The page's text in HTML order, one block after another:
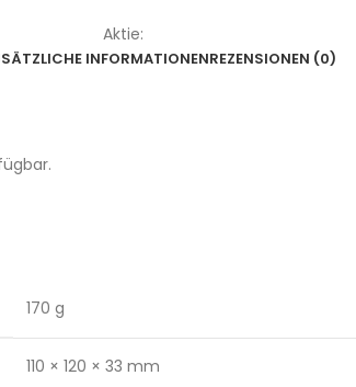
Aktie:
INFORMATIONENREZENSIONEN (0)
170 g
110 × 120 × 33 mm